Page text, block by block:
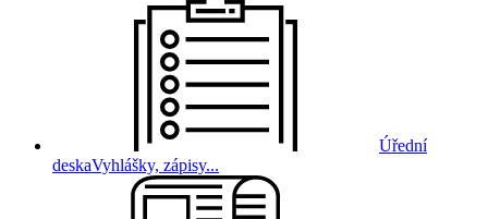
Úřední
deskaVyhlášky, zápisy...